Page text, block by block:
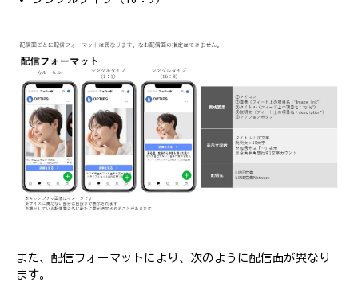
また、配信フォーマットにより、次のように配信面が異なり
ます。